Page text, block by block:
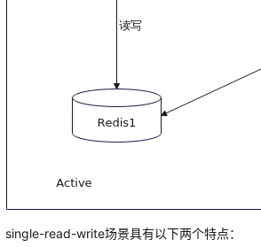
single-read-write场景具有以下两个特点：